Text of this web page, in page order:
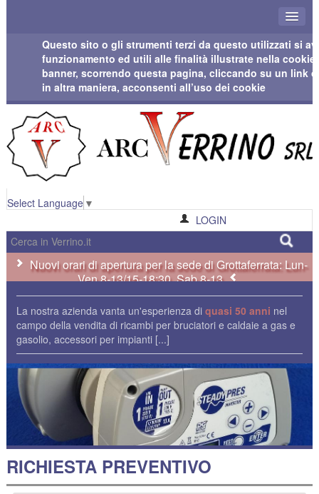
Questo sito o gli strumenti terzi da questo utilizzati si
funzionamento ed utili alle finalità illustrate nella
banner, scorrendo questa pagina, cliccando su un link
in altra maniera, acconsenti all’uso dei cookie
Select Language ▼
LOGIN
Nuovi orari di apertura per la sede di Grottaferrata: Lun-
Ven 8-13/15-18:30, Sab 8-13
La nostra azienda vanta un'esperienza di quasi 50 anni nel
campo della vendita di ricambi per bruciatori e caldaie a gas e
gasolio, accessori per impianti [...]
RICHIESTA PREVENTIVO